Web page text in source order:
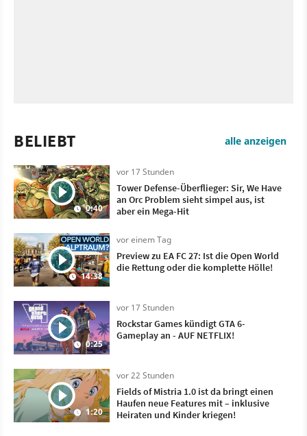
BELIEBT alle anzeigen
0:40
vor 17 Stunden
Tower Defense-Überflieger: Sir, We Have
an Orc Problem sieht simpel aus, ist
aber ein Mega-Hit
14:38
vor einem Tag
Preview zu EA FC 27: Ist die Open World
die Rettung oder die komplette Hölle!
0:25
vor 17 Stunden
Rockstar Games kündigt GTA 6-
Gameplay an - AUF NETFLIX!
1:20
vor 22 Stunden
Fields of Mistria 1.0 ist da bringt einen
Haufen neue Features mit – inklusive
Heiraten und Kinder kriegen!